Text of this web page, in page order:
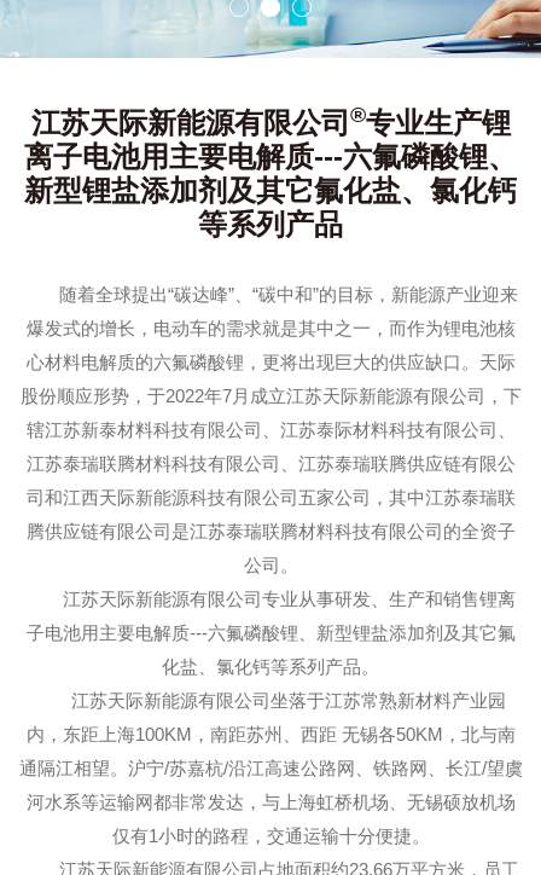
江苏天际新能源有限公司 ®专业生产锂
离子电池用主要电解质---六氟磷酸锂、
新型锂盐添加剂及其它氟化盐、氯化钙
等系列产品
随着全球提出“碳达峰”、“碳中和”的目标，新能源产业迎来
爆发式的增长，电动车的需求就是其中之一，而作为锂电池核
心材料电解质的六氟磷酸锂，更将出现巨大的供应缺口。天际
股份顺应形势，于2022年7月成立江苏天际新能源有限公司，下
辖江苏新泰材料科技有限公司、江苏泰际材料科技有限公司、
江苏泰瑞联腾材料科技有限公司、江苏泰瑞联腾供应链有限公
司和江西天际新能源科技有限公司五家公司，其中江苏泰瑞联
腾供应链有限公司是江苏泰瑞联腾材料科技有限公司的全资子
公司。
江苏天际新能源有限公司专业从事研发、生产和销售锂离
子电池用主要电解质---六氟磷酸锂、新型锂盐添加剂及其它氟
化盐、氯化钙等系列产品。
江苏天际新能源有限公司坐落于江苏常熟新材料产业园
内，东距上海100KM，南距苏州、西距 无锡各50KM，北与南
通隔江相望。沪宁/苏嘉杭/沿江高速公路网、铁路网、长江/望虞
河水系等运输网都非常发达，与上海虹桥机场、无锡硕放机场
仅有1小时的路程，交通运输十分便捷。
江苏天际新能源有限公司占地面积约23.66万平方米，员工